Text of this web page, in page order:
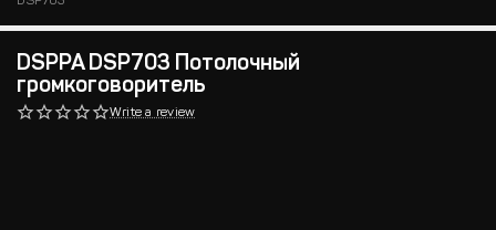
DSPPA DSP703 Потолочный
громкоговоритель
Write a review